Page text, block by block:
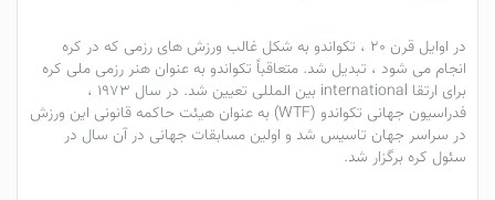
در اوایل قرن 20 ، تکواندو به شکل غالب ورزش های رزمی که در کره
انجام می شود ، تبدیل شد. متعاقباً تکواندو به عنوان هنر رزمی ملی کره
برای ارتقا international بین المللی تعیین شد. در سال 1973 ،
فدراسیون جهانی تکواندو
(WTF) به عنوان هیئت حاکمه قانونی این ورزش
در سراسر جهان تاسیس شد و اولین مسابقات جهانی در آن سال در
سئول کره برگزار شد.